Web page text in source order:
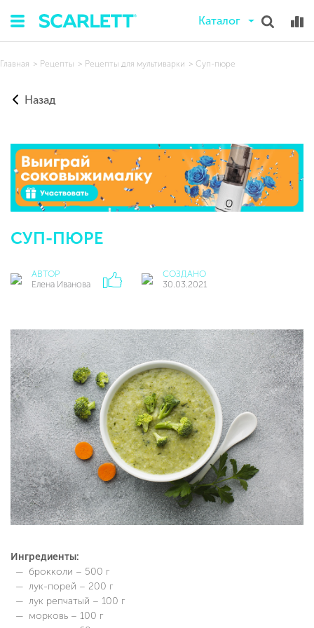
Каталог
Главная Рецепты Рецепты для мультиварки Суп-пюре
Назад
СУП-ПЮРЕ
АВТОР
Елена Иванова
СОЗДАНО
30.03.2021
Ингредиенты:
брокколи – 500 г
лук-порей – 200 г
лук репчатый – 100 г
морковь – 100 г